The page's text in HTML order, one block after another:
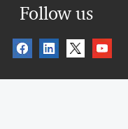
Follow us